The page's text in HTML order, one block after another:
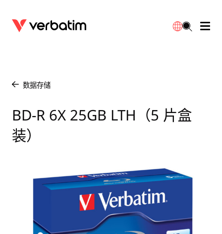
数据存储
BD-R 6X 25GB LTH（5 片盒
装）
配件
电源
下载
联系我们
English